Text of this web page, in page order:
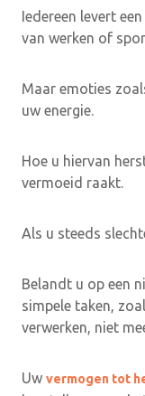
Iedereen levert
van werken of
Maar emoties
uw energie.
Hoe u hiervan
vermoeid raakt.
Als u steeds
Belandt u op een
simpele taken,
verwerken, niet
Uw vermogen tot